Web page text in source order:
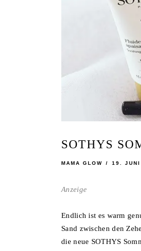
SOTHYS
MAMA GLOW 19.
Anzeige
Endlich ist es warm
Sand zwischen den
die neue SOTHYS